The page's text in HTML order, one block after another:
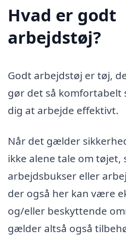
Hvad er godt
arbejdstøj?
Godt arbejdstøj er tøj,
gør det så komfortabelt
dig at arbejde effektivt.
Når det gælder
ikke alene tale om tøjet,
arbejdsbukser eller
der også her kan være
og/eller beskyttende
gælder altså også